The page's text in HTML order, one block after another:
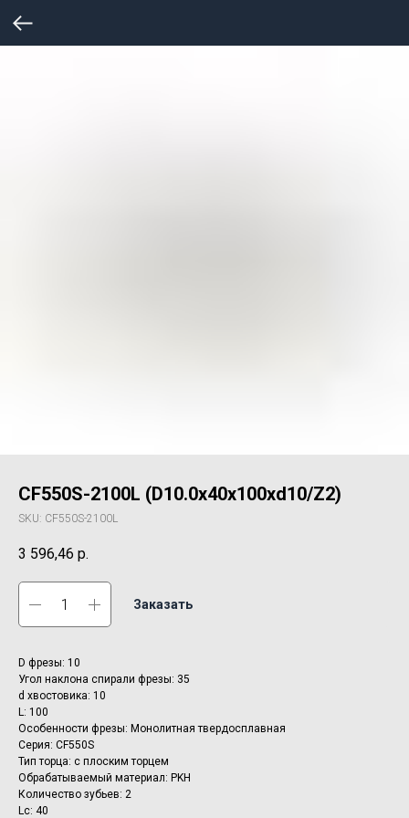
CF550S-2100L (D10.0x40x100xd10/Z2)
SKU: CF550S-2100L
3 596,46 р.
Заказать
D фрезы: 10
Угол наклона спирали фрезы: 35
d хвостовика: 10
L: 100
Особенности фрезы: Монолитная твердосплавная
Серия: CF550S
Тип торца: с плоским торцем
Обрабатываемый материал: PKH
Количество зубьев: 2
Lc: 40